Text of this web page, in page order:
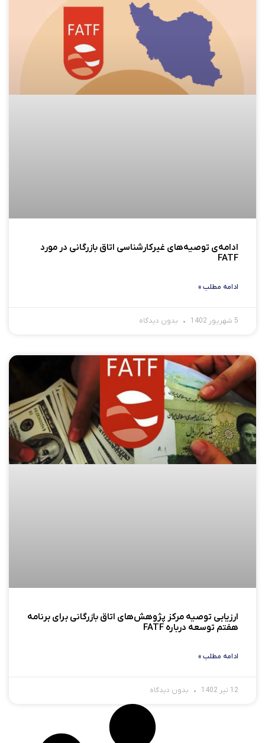
ادامه‌ی توصیه‌های غیرکارشناسی اتاق بازرگانی در مورد
FATF
ادامه مطلب »
5 شهریور 1402 بدون دیدگاه
ارزیابی توصیه مرکز پژوهش‌های اتاق بازرگانی برای برنامه
هفتم توسعه درباره FATF
ادامه مطلب »
12 تیر 1402 بدون دیدگاه